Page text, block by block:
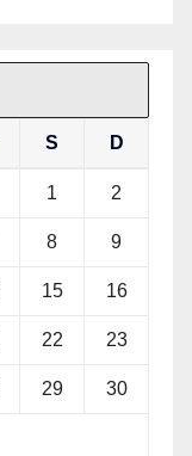
S D
1 2
8 9
15 16
22 23
29 30